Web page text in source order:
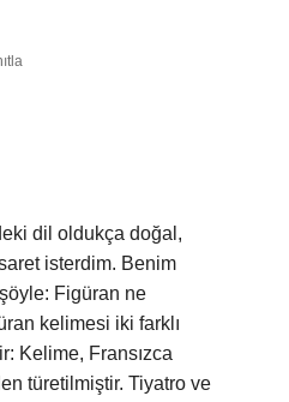
dil oldukça doğal,
isterdim. Benim
Figüran ne
kelimesi iki farklı
Kelime, Fransızca
türetilmiştir. Tiyatro ve